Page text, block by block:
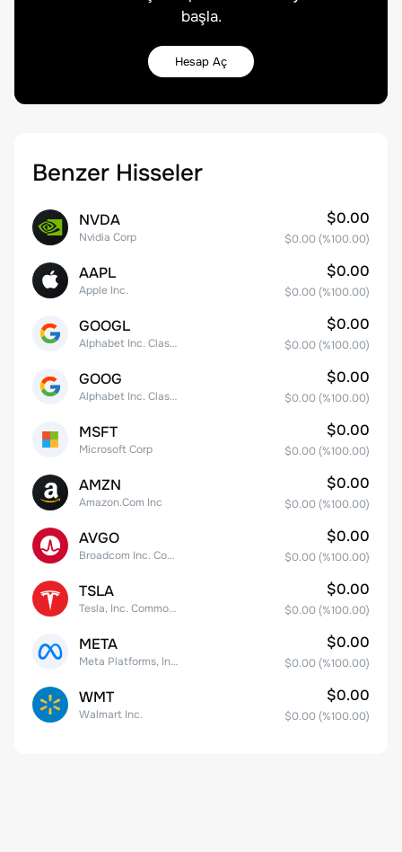
başla.
Hesap Aç
Benzer Hisseler
NVDA
Nvidia Corp
$0.00
$0.00 (%100.00)
AAPL
Apple Inc.
$0.00
$0.00 (%100.00)
GOOGL
Alphabet Inc. Class A Common Stock
$0.00
$0.00 (%100.00)
GOOG
Alphabet Inc. Class C Capital Stock
$0.00
$0.00 (%100.00)
MSFT
Microsoft Corp
$0.00
$0.00 (%100.00)
AMZN
Amazon.Com Inc
$0.00
$0.00 (%100.00)
AVGO
Broadcom Inc. Common Stock
$0.00
$0.00 (%100.00)
TSLA
Tesla, Inc. Common Stock
$0.00
$0.00 (%100.00)
META
Meta Platforms, Inc. Class A Common Stock
$0.00
$0.00 (%100.00)
WMT
Walmart Inc.
$0.00
$0.00 (%100.00)